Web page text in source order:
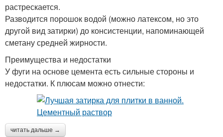
растрескается.
Разводится порошок водой (можно латексом, но это
другой вид затирки) до консистенции, напоминающей
сметану средней жирности.
Преимущества и недостатки
У фуги на основе цемента есть сильные стороны и
недостатки. К плюсам можно отнести:
читать дальше →